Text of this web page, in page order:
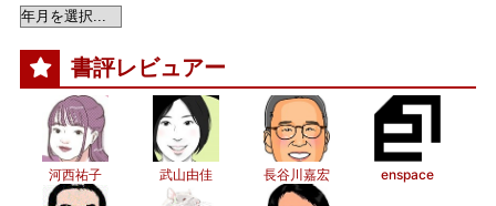
書評レビュアー
河西祐子 武山由佳 長谷川嘉宏 enspace